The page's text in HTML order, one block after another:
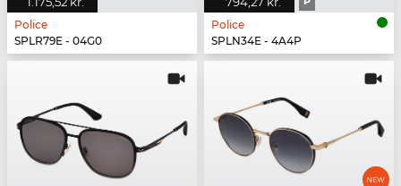
Police
SPLR79E - 04G0
Police
SPLN34E - 4A4P